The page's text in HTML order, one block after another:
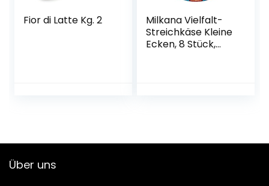
Fior di Latte Kg. 2
Milkana Vielfalt-
Streichkäse Kleine
Ecken, 8 Stück,
Über uns